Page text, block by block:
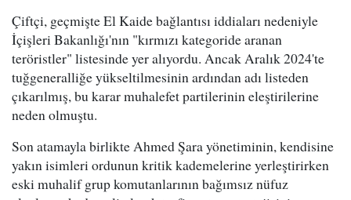
Çiftçi, geçmişte El Kaide bağlantısı iddiaları nedeniyle
İçişleri Bakanlığı'nın "kırmızı kategoride aranan
teröristler" listesinde yer alıyordu. Ancak Aralık 2024'te
tuğgeneralliğe yükseltilmesinin ardından adı listeden
çıkarılmış, bu karar muhalefet partilerinin eleştirilerine
neden olmuştu.
Son atamayla birlikte Ahmed Şara yönetiminin, kendisine
yakın isimleri ordunun kritik kademelerine yerleştirirken
eski muhalif grup komutanlarının bağımsız nüfuz